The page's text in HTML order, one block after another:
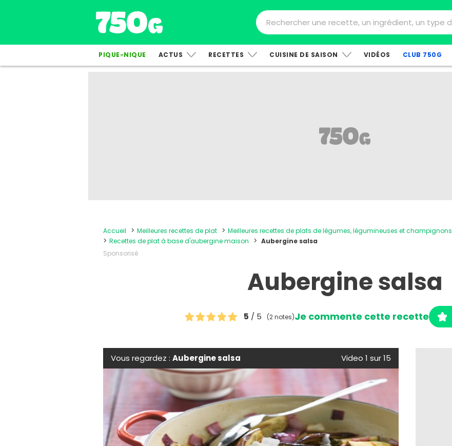
PIQUE-NIQUE ACTUS RECETTES CUISINE DE SAISON VIDÉOS CLUB 750G
Accueil Meilleures recettes de plat
Meilleures recettes de plats de légumes, légumineuses et champignons
Recettes de plat à base d'aubergine maison
Aubergine salsa
Sponsorisé
Aubergine salsa
5 / 5 (2 notes)Je commente cette recette
Vous regardez : Aubergine salsa Video 1 sur 15